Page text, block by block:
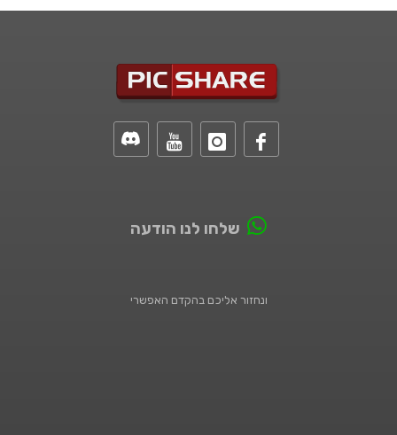
שלחו לנו הודעה
ונחזור אליכם בהקדם האפשרי